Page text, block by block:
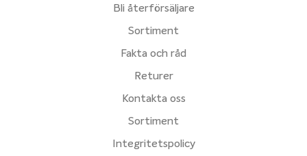
Bli återförsäljare
Sortiment
Fakta och råd
Returer
Kontakta oss
Sortiment
Integritetspolicy